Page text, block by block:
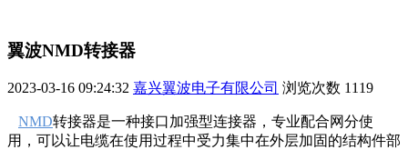
翼波NMD转接器
2023-03-16 09:24:32 嘉兴翼波电子有限公司 浏览次数 1119
NMD转接器是一种接口加强型连接器，专业配合网分使
用，可以让电缆在使用过程中受力集中在外层加固的结构件部